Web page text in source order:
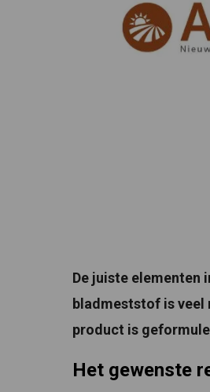
De juiste elementen
bladmeststof is veel
product is
Het gewenste